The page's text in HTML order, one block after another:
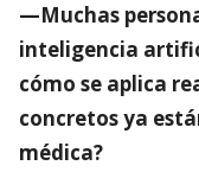
—Muchas
inteligencia
cómo se aplica
concretos ya
médica?